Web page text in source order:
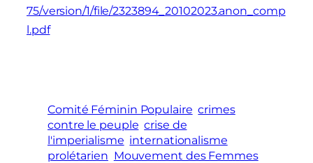
75/version/1/file/2323894_20102023.anon_comp
l.pdf
Comité Féminin Populaire crimes
contre le peuple crise de
l'imperialisme internationalisme
prolétarien Mouvement des Femmes